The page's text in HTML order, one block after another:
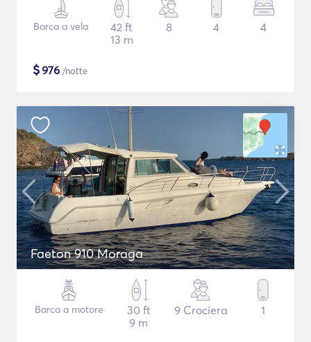
Barca a vela
42 ft
13 m
8 4 4
$976 /notte
Faeton 910 Moraga
Barca a motore
30 ft
9 m
9 Crociera 1